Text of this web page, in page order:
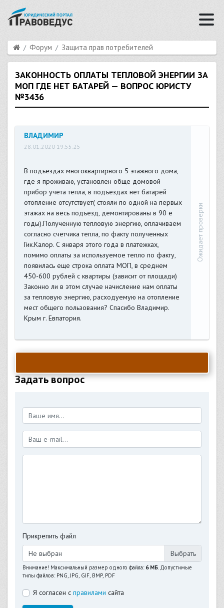
Форум Защита прав потребителей
ЗАКОННОСТЬ ОПЛАТЫ ТЕПЛОВОЙ ЭНЕРГИИ ЗА
МОП ГДЕ НЕТ БАТАРЕЙ — ВОПРОС ЮРИСТУ
№3436
ВЛАДИМИР
28.01.2020 19:55:25
В подъездах многоквартирного 5 этажного дома,
где я проживаю, установлен обще домовой
прибор учета тепла, в подъездах нет батарей
отопление отсутствует( стояли по одной на первых
этажах на весь подъезд, демонтированы в 90 е
годы).Полученную тепловую энергию, оплачиваем
согласно счетчика тепла, по факту полученных
Гик.Калор. С января этого года в платежках,
помимо оплаты за используемое тепло по факту,
появилась еще строка оплата МОП, в среднем
450-600 рублей с квартиры (зависит от площади)
Законно ли в этом случае начисление нам оплаты
за тепловую энергию, расходуемую на отопление
мест общего пользования? Спасибо Владимир.
Крым г. Евпатория.
Ожидает проверки
Задать вопрос
Прикрепить файл
Не выбран
Внимание! Максимальный размер одного файла: 6 МБ. Допустимые
типы файлов: PNG, JPG, GIF, BMP, PDF
Я согласен с правилами сайта